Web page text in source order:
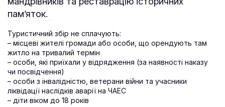
пам’яток.
Туристичний збір не сплачують:
– місцеві жителі громади або особи, що орендують там
житло на тривалий термін
– особи, які приїхали у відрядження (за наявності наказу
чи посвідчення)
– особи з інвалідністю, ветерани війни та учасники
ліквідації наслідків аварії на ЧАЕС
– діти віком до 18 років